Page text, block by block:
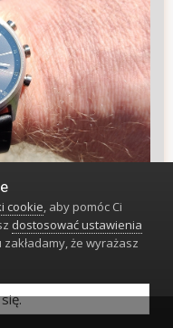
17
cookie, aby pomóc Ci
dostosować ustawienia
że wyrażasz